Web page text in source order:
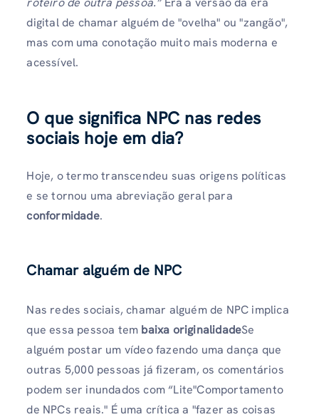
digital de chamar alguém de "ovelha" ou "zangão",
mas com uma conotação muito mais moderna e
acessível.
O que significa NPC nas redes
sociais hoje em dia?
Hoje, o termo transcendeu suas origens políticas
e se tornou uma abreviação geral para
conformidade.
Chamar alguém de NPC
Nas redes sociais, chamar alguém de NPC implica
que essa pessoa tem baixa originalidadeSe
alguém postar um vídeo fazendo uma dança que
outras 5,000 pessoas já fizeram, os comentários
podem ser inundados com “Lite"Comportamento
de NPCs reais." É uma crítica a "fazer as coisas